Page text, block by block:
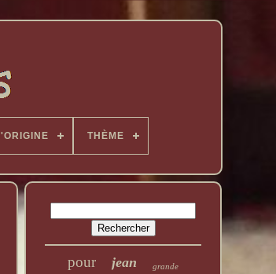
THÈME
pour jean grande